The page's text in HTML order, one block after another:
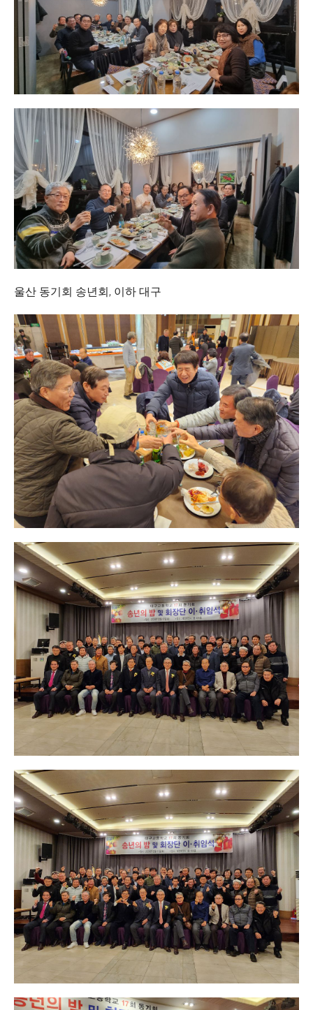
울산 동기회 송년회, 이하 대구